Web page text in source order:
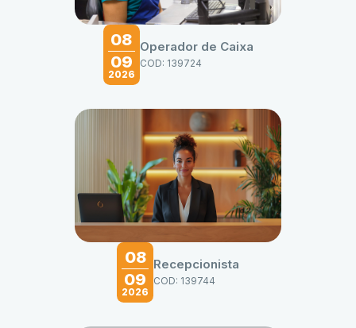
08
09
2026
Operador de Caixa
COD: 139724
08
09
2026
Recepcionista
COD: 139744